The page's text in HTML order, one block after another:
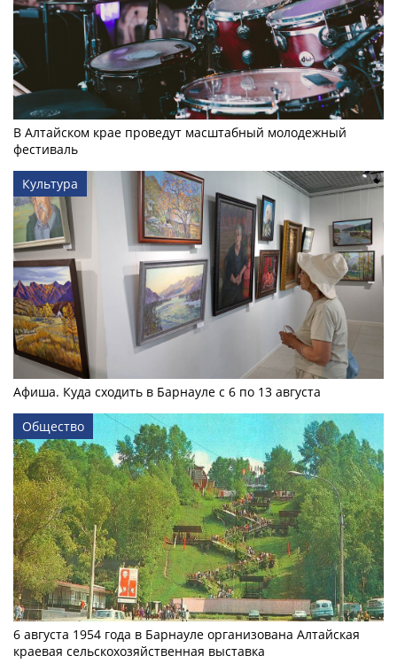
В Алтайском крае проведут масштабный молодежный
фестиваль
Культура
Афиша. Куда сходить в Барнауле с 6 по 13 августа
Общество
6 августа 1954 года в Барнауле организована Алтайская
краевая сельскохозяйственная выставка